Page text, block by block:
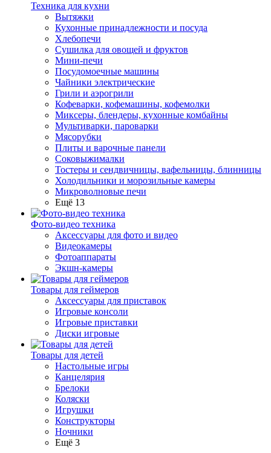
Техника для кухни
Вытяжки
Кухонные принадлежности и посуда
Хлебопечи
Сушилка для овощей и фруктов
Мини-печи
Посудомоечные машины
Чайники электрические
Грили и аэрогрили
Кофеварки, кофемашины, кофемолки
Миксеры, блендеры, кухонные комбайны
Мультиварки, пароварки
Мясорубки
Плиты и варочные панели
Соковыжималки
Тостеры и сендвичницы, вафельницы, блинницы
Холодильники и морозильные камеры
Микроволновые печи
Ещё 13
Фото-видео техника
Аксессуары для фото и видео
Видеокамеры
Фотоаппараты
Экшн-камеры
Товары для геймеров
Аксессуары для приставок
Игровые консоли
Игровые приставки
Диски игровые
Товары для детей
Настольные игры
Канцелярия
Брелоки
Коляски
Игрушки
Конструкторы
Ночники
Ещё 3